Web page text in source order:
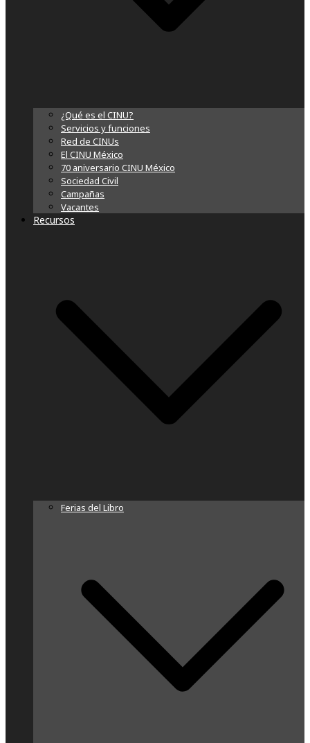
¿Qué es el CINU?
Servicios y funciones
Red de CINUs
El CINU México
70 aniversario CINU México
Sociedad Civil
Campañas
Vacantes
Recursos
Ferias del Libro